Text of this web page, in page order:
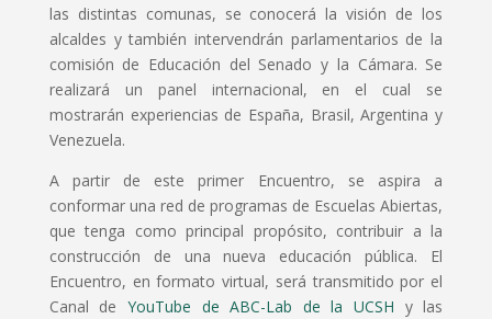
las distintas comunas, se conocerá la visión de los
alcaldes y también intervendrán parlamentarios de la
comisión de Educación del Senado y la Cámara. Se
realizará un panel internacional, en el cual se
mostrarán experiencias de España, Brasil, Argentina y
Venezuela.
A partir de este primer Encuentro, se aspira a
conformar una red de programas de Escuelas Abiertas,
que tenga como principal propósito, contribuir a la
construcción de una nueva educación pública. El
Encuentro, en formato virtual, será transmitido por el
Canal de YouTube de ABC-Lab de la UCSH y las